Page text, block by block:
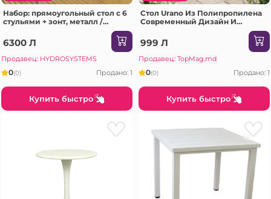
Набор: прямоугольный стол с 6
стульями + зонт, металл /
6300 Л
Продавец: HYDROSYSTEMS
0(0) Продано: 1
Купить быстро
Стол Urano Из Полипропилена
Современный Дизайн И
Капучино(SPT-R040)
999 Л
Продавец: TopMag.md
0(0) Продано: 1
Купить быстро